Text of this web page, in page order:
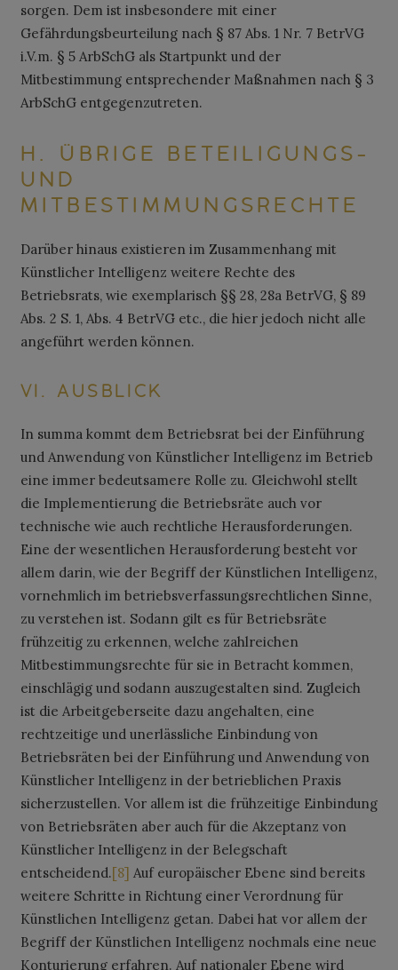
sorgen. Dem ist insbesondere mit einer
Gefährdungsbeurteilung nach § 87 Abs. 1 Nr. 7 BetrVG
i.V.m. § 5 ArbSchG als Startpunkt und der
Mitbestimmung entsprechender Maßnahmen nach § 3
ArbSchG entgegenzutreten.
H. ÜBRIGE BETEILIGUNGS-
UND
MITBESTIMMUNGSRECHTE
Darüber hinaus existieren im Zusammenhang mit
Künstlicher Intelligenz weitere Rechte des
Betriebsrats, wie exemplarisch §§ 28, 28a BetrVG, § 89
Abs. 2 S. 1, Abs. 4 BetrVG etc., die hier jedoch nicht alle
angeführt werden können.
VI. AUSBLICK
In summa kommt dem Betriebsrat bei der Einführung
und Anwendung von Künstlicher Intelligenz im Betrieb
eine immer bedeutsamere Rolle zu. Gleichwohl stellt
die Implementierung die Betriebsräte auch vor
technische wie auch rechtliche Herausforderungen.
Eine der wesentlichen Herausforderung besteht vor
allem darin, wie der Begriff der Künstlichen Intelligenz,
vornehmlich im betriebsverfassungsrechtlichen Sinne,
zu verstehen ist. Sodann gilt es für Betriebsräte
frühzeitig zu erkennen, welche zahlreichen
Mitbestimmungsrechte für sie in Betracht kommen,
einschlägig und sodann auszugestalten sind. Zugleich
ist die Arbeitgeberseite dazu angehalten, eine
rechtzeitige und unerlässliche Einbindung von
Betriebsräten bei der Einführung und Anwendung von
Künstlicher Intelligenz in der betrieblichen Praxis
sicherzustellen. Vor allem ist die frühzeitige Einbindung
von Betriebsräten aber auch für die Akzeptanz von
Künstlicher Intelligenz in der Belegschaft
entscheidend.[8] Auf europäischer Ebene sind bereits
weitere Schritte in Richtung einer Verordnung für
Künstlichen Intelligenz getan. Dabei hat vor allem der
Begriff der Künstlichen Intelligenz nochmals eine neue
Konturierung erfahren. Auf nationaler Ebene wird